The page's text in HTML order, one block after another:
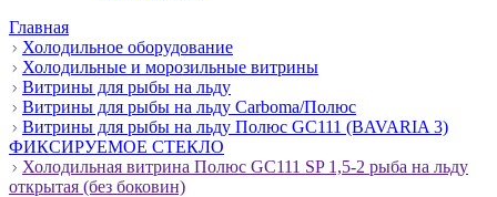
Главная
Холодильное оборудование
Холодильные и морозильные витрины
Витрины для рыбы на льду
Витрины для рыбы на льду Carboma/Полюс
Витрины для рыбы на льду Полюс GC111 (BAVARIA 3)
ФИКСИРУЕМОЕ СТЕКЛО
Холодильная витрина Полюс GC111 SP 1,5-2 рыба на льду
открытая (без боковин)